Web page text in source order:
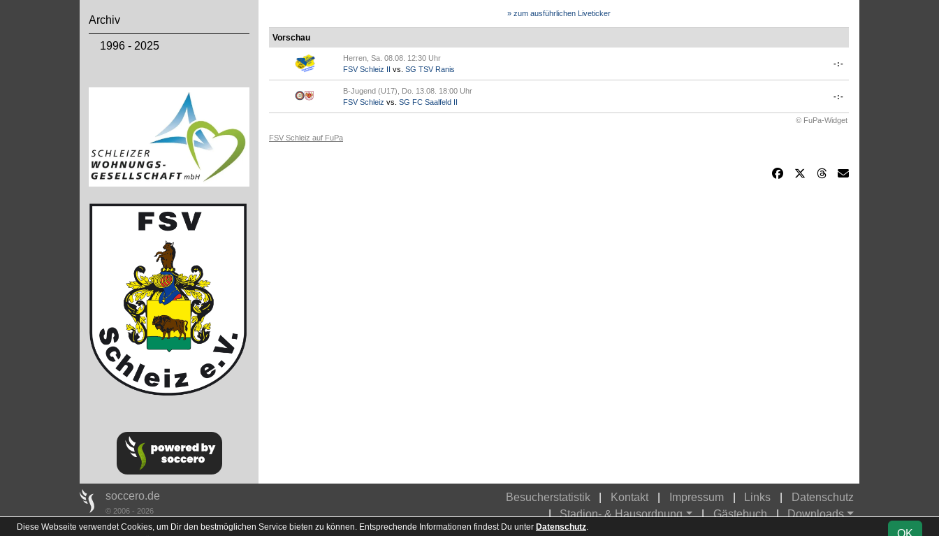
Archiv
1996 - 2025
» zum ausführlichen Liveticker
Vorschau
Herren, Sa. 08.08. 12:30 Uhr
FSV Schleiz II vs. SG TSV Ranis
-:-
B-Jugend (U17), Do. 13.08. 18:00 Uhr
FSV Schleiz vs. SG FC Saalfeld II
-:-
© FuPa-Widget
FSV Schleiz auf FuPa
soccero.de
© 2006 - 2026
Besucherstatistik Kontakt Impressum Links
Datenschutz
Stadion- & Hausordnung
Gästebuch
Downloads
OK
Diese Webseite verwendet Cookies, um Dir den bestmöglichen Service bieten zu können. Entsprechende Informationen findest Du unter Datenschutz.